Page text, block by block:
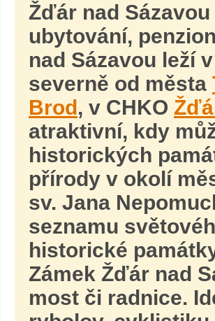
Žďár nad
ubytování,
nad Sázavou leží
severně od města
Brod, v CHKO
atraktivní, kdy
historických
přírody v okolí
sv. Jana
seznamu
historické
Zámek Žďár nad
most či radnice.